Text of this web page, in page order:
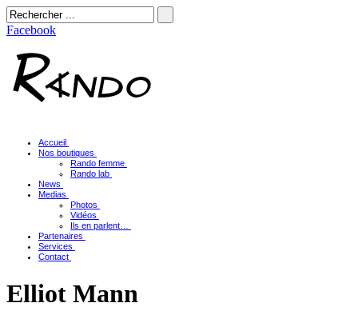
Facebook
Accueil
Nos boutiques
Rando femme
Rando lab
News
Medias
Photos
Vidéos
Ils en parlent…
Partenaires
Services
Contact
Elliot Mann